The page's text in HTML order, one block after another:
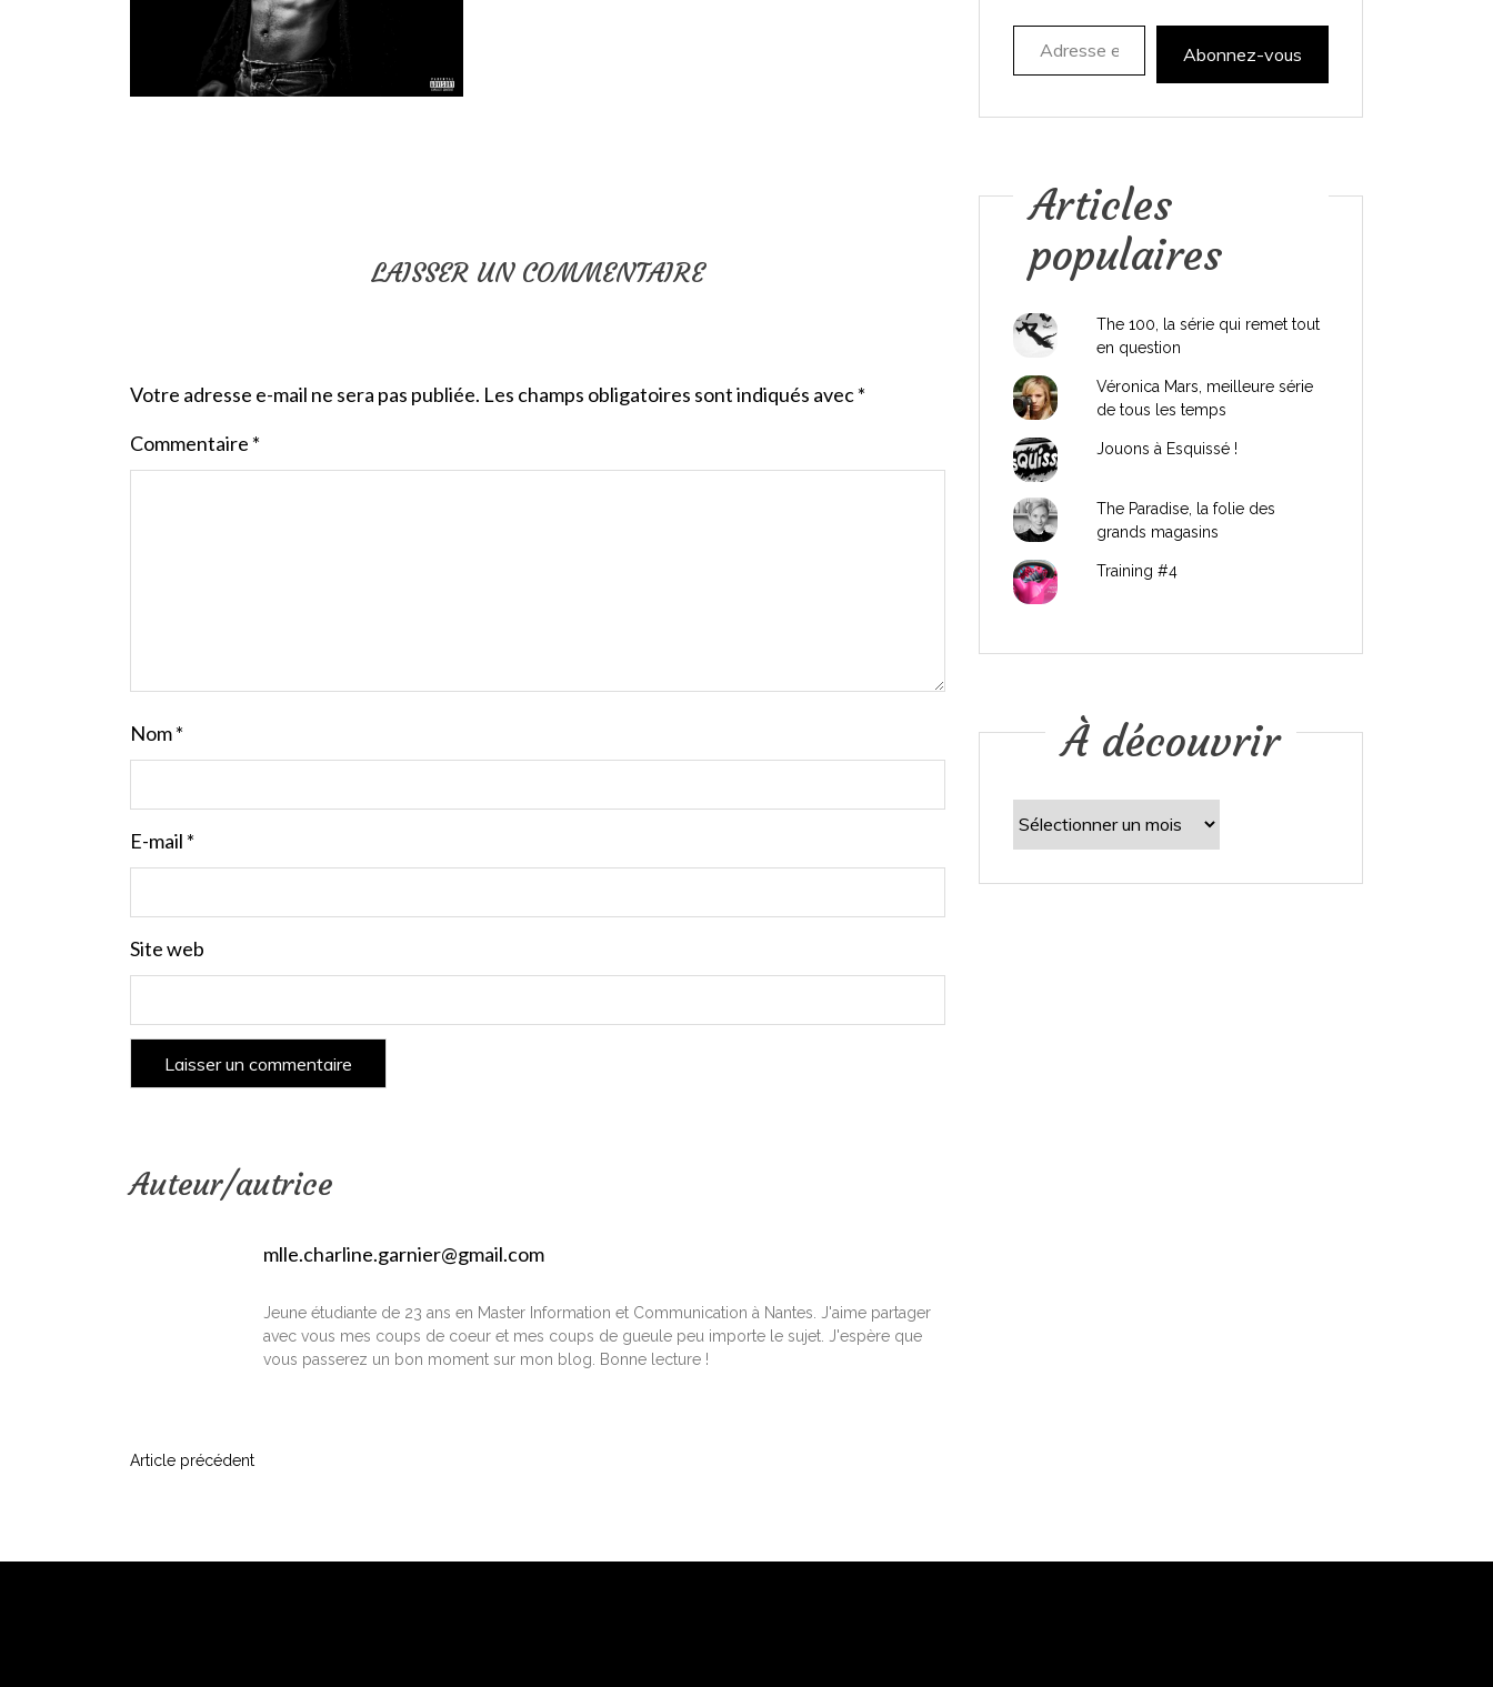
LAISSER UN COMMENTAIRE
Votre adresse e-mail ne sera pas publiée. Les champs obligatoires sont indiqués avec*
Commentaire *
Nom*
E-mail *
Site web
Auteur/autrice
mlle.charline.garnier@gmail.com
Jeune étudiante de 23 ans en Master Information et Communication à Nantes. J'aime partager
avec vous mes coups de coeur et mes coups de gueule peu importe le sujet. J'espère que
vous passerez un bon moment sur mon blog. Bonne lecture !
N
v
Article précédent
Adresse e-mail
Abonnez-vous
Articles
populaires
The 100, la série qui remet tout
en question
Véronica Mars, meilleure série
de tous les temps
Jouons à Esquissé !
The Paradise, la folie des
grands magasins
Training #4
À découvrir
découvrir